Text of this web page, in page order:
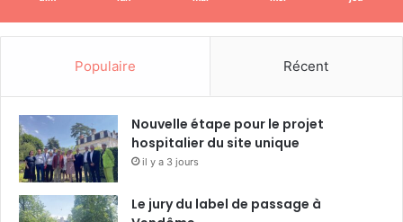
Populaire Récent
Nouvelle étape pour le projet
hospitalier du site unique
il y a 3 jours
Le jury du label de passage à